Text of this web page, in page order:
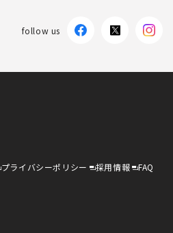
follow us
プライバシーポリシー 採用情報 FAQ